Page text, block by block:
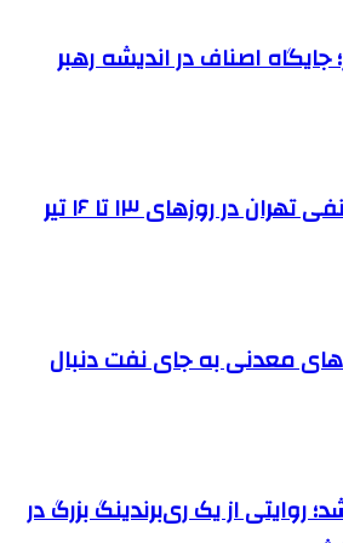
جایگاه اصناف در اندیشه رهبر
اتحادیه های صنفی تهران در روزهای ۱۳ تا ۱۶ تیر
معدنی به جای نفت دنبال
روایتی از یک ری‌برندینگ بزرگ در